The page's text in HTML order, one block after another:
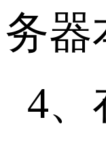
务器
4、